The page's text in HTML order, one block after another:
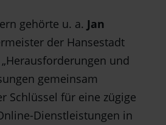
gehörte u. a. Jan
der Hansestadt
und
gemeinsam
Schlüssel für eine zügige
Dienstleistungen in